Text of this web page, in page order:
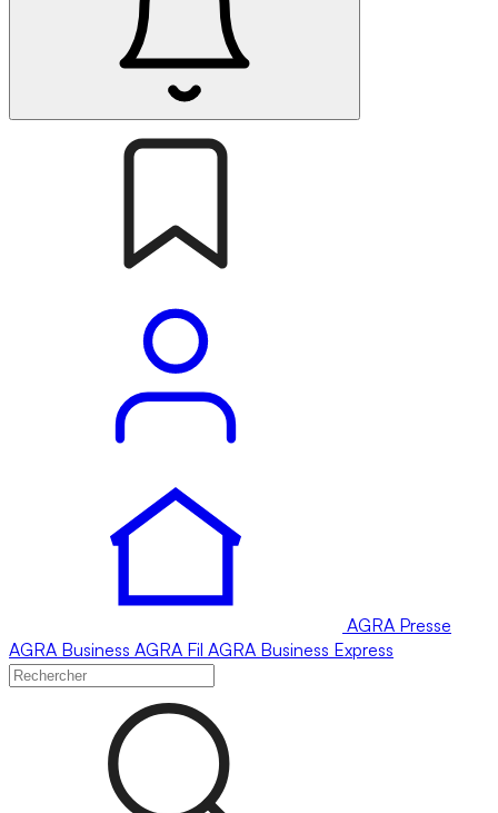
AGRA Presse
AGRA Business AGRA Fil AGRA Business Express